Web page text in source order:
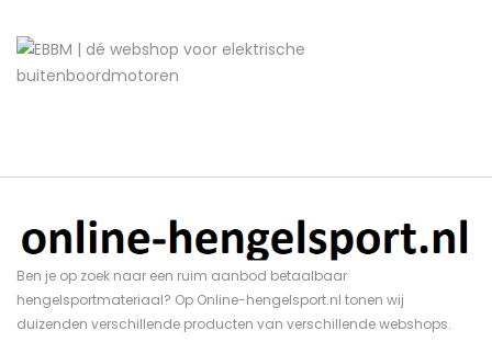
Ben je op zoek naar een ruim aanbod betaalbaar
hengelsportmateriaal? Op Online-hengelsport.nl tonen wij
duizenden verschillende producten van verschillende webshops.